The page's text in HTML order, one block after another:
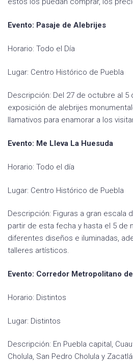
Evento: Pasaje de Alebrijes
Horario: Todo el Día
Lugar: Centro Histórico de Puebla
Descripción: Del 27 de octubre al 5
exposición de alebrijes
llamativos para enamorar a los
Evento: Me Lleva La Huesuda
Horario: Todo el día
Lugar: Centro Histórico de Puebla
Descripción: Figuras a gran escala
partir de esta fecha y hasta el 5 de
diferentes diseños e iluminadas,
talleres artísticos.
Evento: Corredor Metropolitano
Horario: Distintos
Lugar: Distintos
Descripción: En Puebla capital,
Cholula, San Pedro Cholula y